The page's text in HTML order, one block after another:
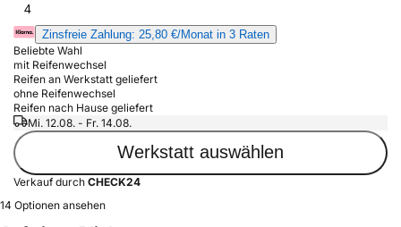
4
Zinsfreie Zahlung: 25,80 €/Monat in 3 Raten
Beliebte Wahl
mit Reifenwechsel
Reifen an Werkstatt geliefert
ohne Reifenwechsel
Reifen nach Hause geliefert
Mi. 12.08. - Fr. 14.08.
Werkstatt auswählen
Verkauf durch CHECK24
14 Optionen ansehen